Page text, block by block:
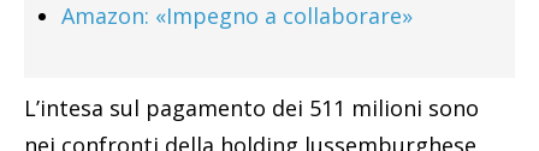
Amazon: «Impegno a collaborare»
L’intesa sul pagamento dei 511 milioni sono
nei confronti della holding lussemburghese,